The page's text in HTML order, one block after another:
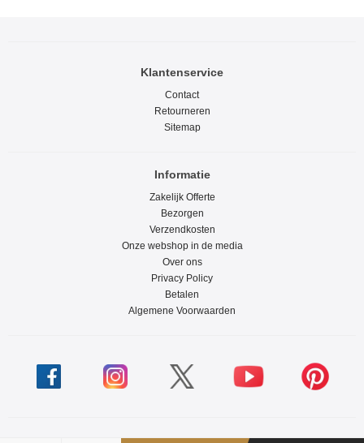
Klantenservice
Contact
Retourneren
Sitemap
Informatie
Zakelijk Offerte
Bezorgen
Verzendkosten
Onze webshop in de media
Over ons
Privacy Policy
Betalen
Algemene Voorwaarden